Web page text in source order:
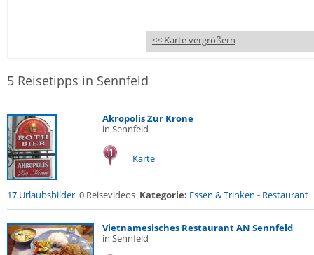
<< Karte vergrößern
5 Reisetipps in Sennfeld
Akropolis Zur Krone
in Sennfeld
Karte
17 Urlaubsbilder 0 Reisevideos Kategorie: Essen & Trinken - Restaurant
Vietnamesisches Restaurant AN Sennfeld
in Sennfeld